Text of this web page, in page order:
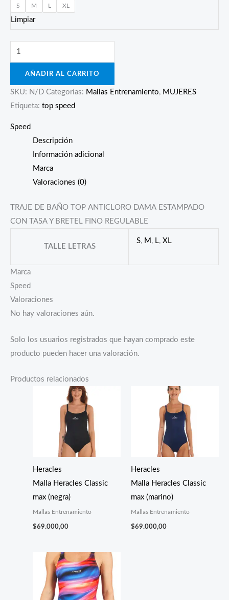
S M L XL
Limpiar
AÑADIR AL CARRITO
SKU: N/D Categorías: Mallas Entrenamiento, MUJERES
Etiqueta: top speed
Speed
Descripción
Información adicional
Marca
Valoraciones (0)
TRAJE DE BAÑO TOP ANTICLORO DAMA ESTAMPADO
CON TASA Y BRETEL FINO REGULABLE
TALLE LETRAS
S, M , L, XL
Marca
Speed
Valoraciones
No hay valoraciones aún.
Solo los usuarios registrados que hayan comprado este
producto pueden hacer una valoración.
Productos relacionados
Heracles
Malla Heracles Classic
max (negra)
Mallas Entrenamiento
$69.000,00
Heracles
Malla Heracles Classic
max (marino)
Mallas Entrenamiento
$69.000,00